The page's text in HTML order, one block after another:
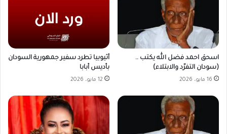
اسحق احمد فضل الله يكتب ..
(سودان التفرّد والابتلاء)
16 مايو، 2026
أثيوبيا تطرد سفير جمهورية السودان
بأديس أبابا
12 مايو، 2026